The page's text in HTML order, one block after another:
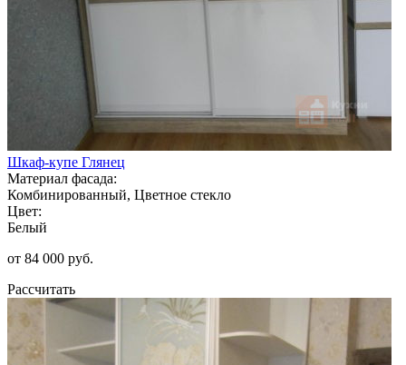
Шкаф-купе Глянец
Материал фасада:
Комбинированный, Цветное стекло
Цвет:
Белый
от 84 000 руб.
Рассчитать